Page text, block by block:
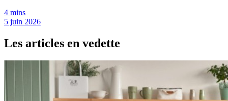
4 mins
5 juin 2026
Les articles en vedette